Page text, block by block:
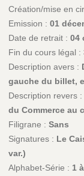
Création/mise en
Emission : 01
Date de retrait : 04
Fin du cours légal :
Description avers :
gauche du billet,
Description revers :
du Commerce au
Filigrane : Sans
Signatures : Le
var.)
Alphabet-Série : 1